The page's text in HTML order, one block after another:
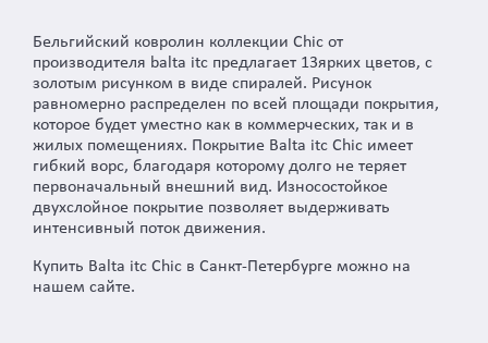
Бельгийский ковролин коллекции Chic от
производителя balta itc предлагает 13ярких цветов, с
золотым рисунком в виде спиралей. Рисунок
равномерно распределен по всей площади покрытия,
которое будет уместно как в коммерческих, так и в
жилых помещениях. Покрытие Balta itc Chic имеет
гибкий ворс, благодаря которому долго не теряет
первоначальный внешний вид. Износостойкое
двухслойное покрытие позволяет выдерживать
интенсивный поток движения.
Купить Balta itc Chic в Санкт-Петербурге можно на
нашем сайте.